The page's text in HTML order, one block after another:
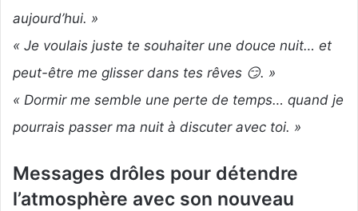
aujourd’hui. »
« Je voulais juste te souhaiter une douce nuit… et
peut-être me glisser dans tes rêves 😏. »
« Dormir me semble une perte de temps… quand je
pourrais passer ma nuit à discuter avec toi. »
Messages drôles pour détendre
l’atmosphère avec son nouveau